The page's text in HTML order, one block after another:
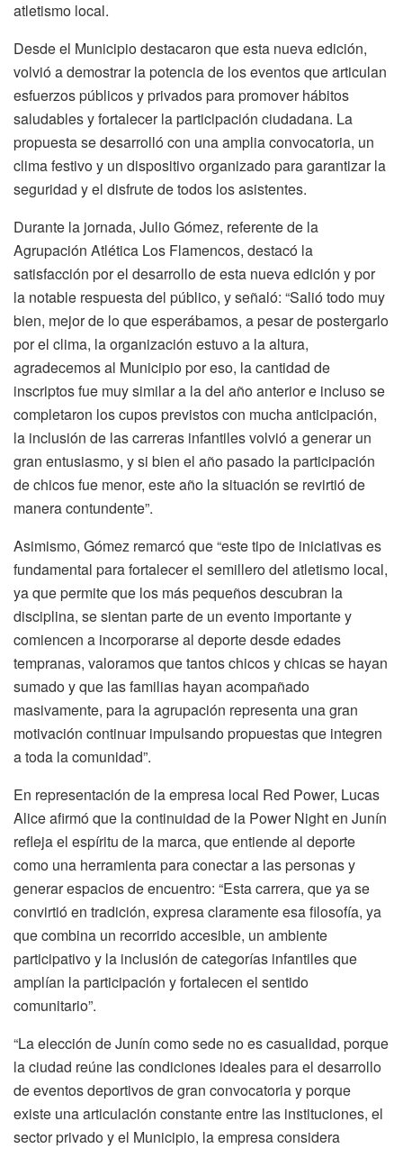
atletismo local.
Desde el Municipio destacaron que esta nueva edición,
volvió a demostrar la potencia de los eventos que articulan
esfuerzos públicos y privados para promover hábitos
saludables y fortalecer la participación ciudadana. La
propuesta se desarrolló con una amplia convocatoria, un
clima festivo y un dispositivo organizado para garantizar la
seguridad y el disfrute de todos los asistentes.
Durante la jornada, Julio Gómez, referente de la
Agrupación Atlética Los Flamencos, destacó la
satisfacción por el desarrollo de esta nueva edición y por
la notable respuesta del público, y señaló: “Salió todo muy
bien, mejor de lo que esperábamos, a pesar de postergarlo
por el clima, la organización estuvo a la altura,
agradecemos al Municipio por eso, la cantidad de
inscriptos fue muy similar a la del año anterior e incluso se
completaron los cupos previstos con mucha anticipación,
la inclusión de las carreras infantiles volvió a generar un
gran entusiasmo, y si bien el año pasado la participación
de chicos fue menor, este año la situación se revirtió de
manera contundente”.
Asimismo, Gómez remarcó que “este tipo de iniciativas es
fundamental para fortalecer el semillero del atletismo local,
ya que permite que los más pequeños descubran la
disciplina, se sientan parte de un evento importante y
comiencen a incorporarse al deporte desde edades
tempranas, valoramos que tantos chicos y chicas se hayan
sumado y que las familias hayan acompañado
masivamente, para la agrupación representa una gran
motivación continuar impulsando propuestas que integren
a toda la comunidad”.
En representación de la empresa local Red Power, Lucas
Alice afirmó que la continuidad de la Power Night en Junín
refleja el espíritu de la marca, que entiende al deporte
como una herramienta para conectar a las personas y
generar espacios de encuentro: “Esta carrera, que ya se
convirtió en tradición, expresa claramente esa filosofía, ya
que combina un recorrido accesible, un ambiente
participativo y la inclusión de categorías infantiles que
amplían la participación y fortalecen el sentido
comunitario”.
“La elección de Junín como sede no es casualidad, porque
la ciudad reúne las condiciones ideales para el desarrollo
de eventos deportivos de gran convocatoria y porque
existe una articulación constante entre las instituciones, el
sector privado y el Municipio, la empresa considera